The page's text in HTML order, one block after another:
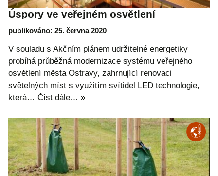
Úspory ve veřejném osvětlení
publikováno: 25. června 2020
V souladu s Akčním plánem udržitelné energetiky
probíhá průběžná modernizace systému veřejného
osvětlení města Ostravy, zahrnující renovaci
světelných míst s využitím svítidel LED technologie,
která… Číst dále… »